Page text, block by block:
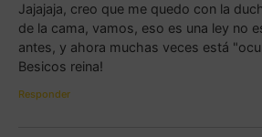
Jajajaja, creo que me quedo con la
de la cama, vamos, eso es una ley no
antes, y ahora muchas veces está
Besicos reina!
Responder